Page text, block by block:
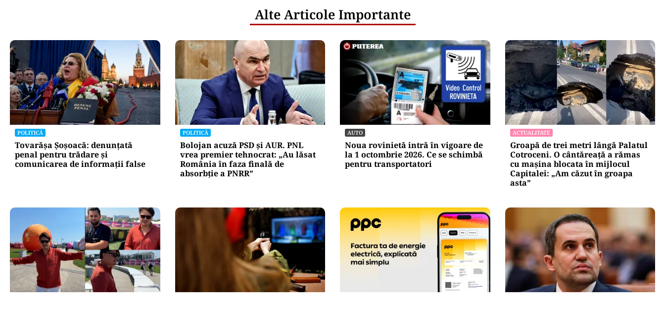
Alte Articole Importante
POLITICĂ
Tovarășa Șoșoacă: denunțată
penal pentru trădare și
comunicarea de informații false
POLITICĂ
Bolojan acuză PSD și AUR. PNL
vrea premier tehnocrat: „Au lăsat
România în faza finală de
absorbţie a PNRR”
AUTO
Noua rovinietă intră în vigoare de
la 1 octombrie 2026. Ce se schimbă
pentru transportatori
ACTUALITATE
Groapă de trei metri lângă Palatul
Cotroceni. O cântăreață a rămas
cu mașina blocata în mijlocul
Capitalei: „Am căzut în groapa
asta”